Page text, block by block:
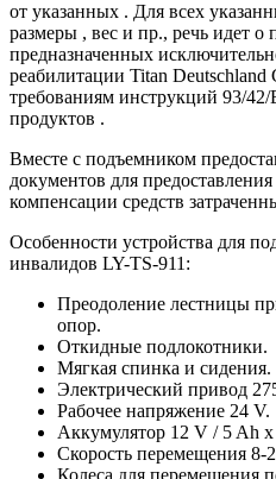
от указанных . Для всех
размеры , вес и пр., речь идет о
предназначенных
реабилитации Titan Deutschland
требованиям инструкций 93/
продуктов .
Вместе с подъемником
документов для
компенсации средств
Особенности устройства для
инвалидов LY-TS-911:
Преодоление лестницы
опор.
Откидные подлокотники.
Мягкая спинка и сидения.
Электрический привод
Рабочее напряжение 24 V.
Аккумулятор 12 V / 5 Ah х
Скорость перемещения 8-
Колеса для перемещения